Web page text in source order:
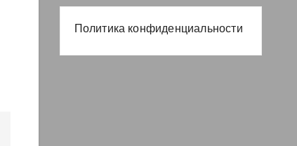
Политика конфиденциальности